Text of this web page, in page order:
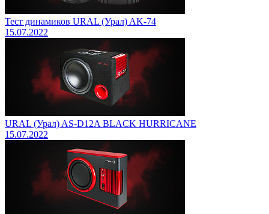
Тест динамиков URAL (Урал) AK-74
15.07.2022
URAL (Урал) AS-D12A BLACK HURRICANE
15.07.2022